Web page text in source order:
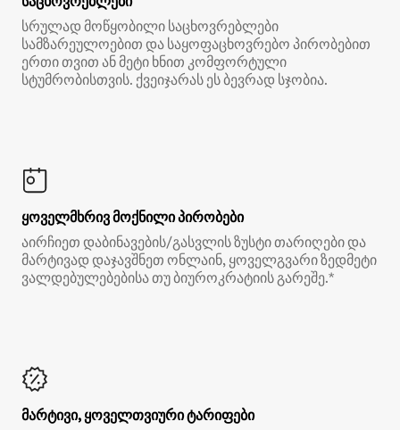
სრულად მოწყობილი საცხოვრებლები
სამზარეულოებით და საყოფაცხოვრებო პირობებით
ერთი თვით ან მეტი ხნით კომფორტული
სტუმრობისთვის. ქვეიჯარას ეს ბევრად სჯობია.
ყოველმხრივ მოქნილი პირობები
აირჩიეთ დაბინავების/გასვლის ზუსტი თარიღები და
მარტივად დაჯავშნეთ ონლაინ, ყოველგვარი ზედმეტი
ვალდებულებებისა თუ ბიუროკრატიის გარეშე.*
მარტივი, ყოველთვიური ტარიფები